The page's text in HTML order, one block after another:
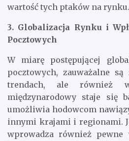
wartość tych ptaków na rynku.
3. Globalizacja Rynku i
Pocztowych
W miarę postępującej
pocztowych, zauważalne
trendach, ale również
międzynarodowy staje się
umożliwia hodowcom
innymi krajami i regionami.
wprowadza również